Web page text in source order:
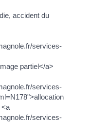
accident du
services-
partiel</a>
services-
<a
services-